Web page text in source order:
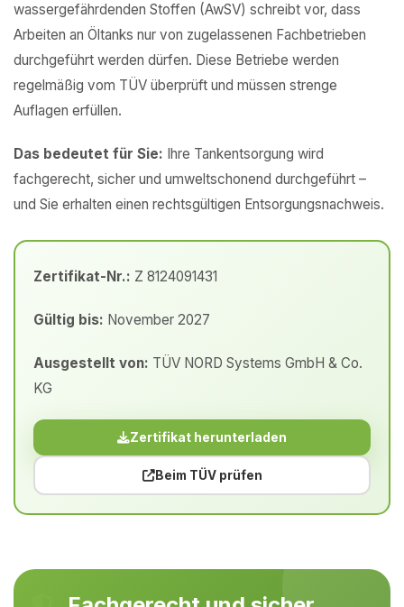
wassergefährdenden Stoffen (AwSV) schreibt vor, dass
Arbeiten an Öltanks nur von zugelassenen Fachbetrieben
durchgeführt werden dürfen. Diese Betriebe werden
regelmäßig vom TÜV überprüft und müssen strenge
Auflagen erfüllen.
Das bedeutet für Sie: Ihre Tankentsorgung wird
fachgerecht, sicher und umweltschonend durchgeführt –
und Sie erhalten einen rechtsgültigen Entsorgungsnachweis.
Zertifikat-Nr.: Z 8124091431
Gültig bis: November 2027
Ausgestellt von: TÜV NORD Systems GmbH & Co.
KG
Zertifikat herunterladen
Beim TÜV prüfen